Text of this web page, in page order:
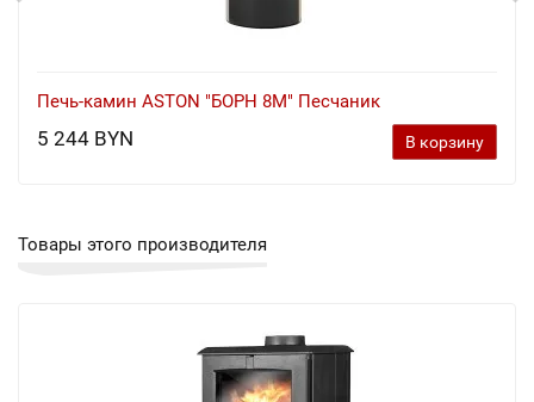
Печь-камин ASTON "БОРН 8М" Песчаник
5 244 BYN В корзину
Товары этого производителя